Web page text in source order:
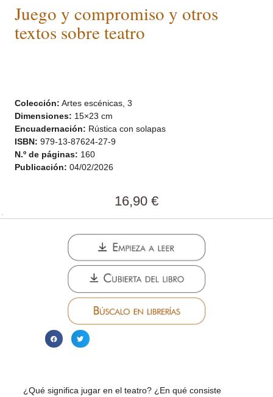
Juego y compromiso y otros
textos sobre teatro
Colección: Artes escénicas, 3
Dimensiones: 15×23 cm
Encuadernación: Rústica con solapas
ISBN: 979-13-87624-27-9
N.º de páginas: 160
Publicación: 04/02/2026
16,90 €
¿Qué significa jugar en el teatro? ¿En qué consiste